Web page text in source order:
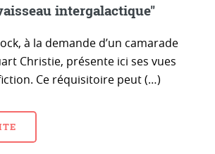
intergalactique"
à la demande d’un camarade
Christie, présente ici ses vues
Ce réquisitoire peut (…)